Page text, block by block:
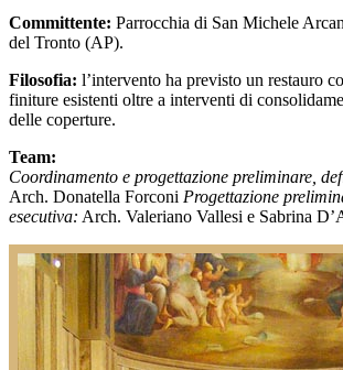
Committente: Parrocchia di San Michele
del Tronto (AP).
Filosofia: l’intervento ha previsto un restauro
finiture esistenti oltre a interventi di
delle coperture.
Team:
Coordinamento e progettazione preliminare,
Arch. Donatella Forconi Progettazione
esecutiva: Arch. Valeriano Vallesi e Sabrina